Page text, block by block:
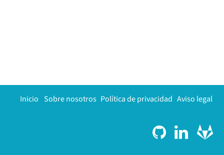
Inicio Sobre nosotros Política de privacidad Aviso legal